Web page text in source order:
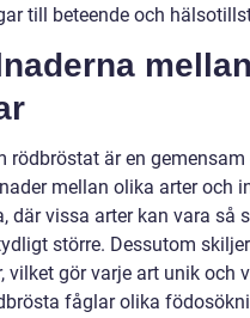
till beteende och
rödbröstat är en
mellan olika arter och
där vissa arter kan vara så
större. Dessutom
vilket gör varje art unik och
fåglar olika